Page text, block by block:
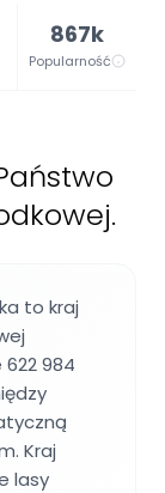
867k
Popularność
to kraj
984
Kraj
lasy